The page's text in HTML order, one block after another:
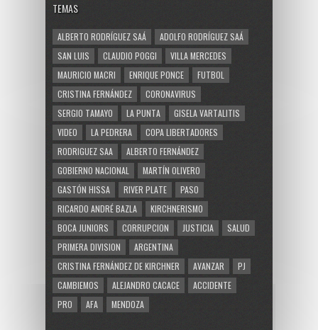
TEMAS
ALBERTO RODRÍGUEZ SAÁ
ADOLFO RODRÍGUEZ SAÁ
SAN LUIS
CLAUDIO POGGI
VILLA MERCEDES
MAURICIO MACRI
ENRIQUE PONCE
FUTBOL
CRISTINA FERNÁNDEZ
CORONAVIRUS
SERGIO TAMAYO
LA PUNTA
GISELA VARTALITIS
VIDEO
LA PEDRERA
COPA LIBERTADORES
RODRIGUEZ SAA
ALBERTO FERNÁNDEZ
GOBIERNO NACIONAL
MARTÍN OLIVERO
GASTÓN HISSA
RIVER PLATE
PASO
RICARDO ANDRÉ BAZLA
KIRCHNERISMO
BOCA JUNIORS
CORRUPCION JUSTICIA
SALUD
PRIMERA DIVISION
ARGENTINA
CRISTINA FERNÁNDEZ DE KIRCHNER
AVANZAR
PJ
CAMBIEMOS
ALEJANDRO CACACE
ACCIDENTE
PRO
AFA MENDOZA